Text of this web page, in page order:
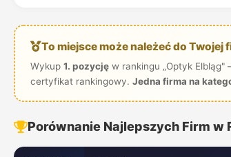
To miejsce może należeć do Twojej
Wykup 1. pozycjęw rankingu „Optyk
certyfikat rankingowy. Jedna firma na
Porównanie Najlepszych Firm w